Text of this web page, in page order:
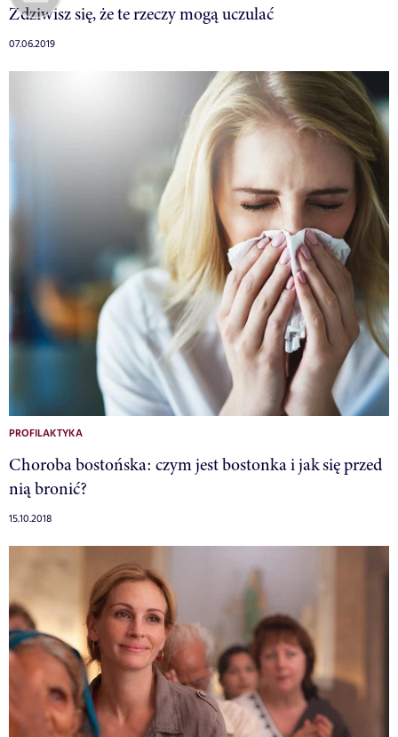
Zdziwisz się, że te rzeczy mogą uczulać
07.06.2019
PROFILAKTYKA
Choroba bostońska: czym jest bostonka i jak się przed
nią bronić?
15.10.2018